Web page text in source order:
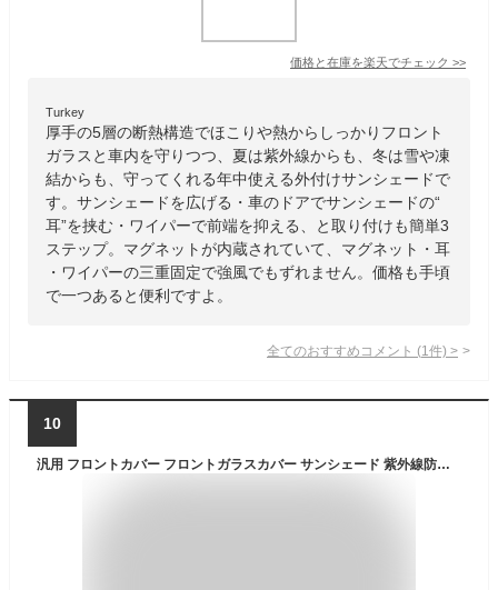
価格と在庫を楽天でチェック >>
Turkey
厚手の5層の断熱構造でほこりや熱からしっかりフロント
ガラスと車内を守りつつ、夏は紫外線からも、冬は雪や凍
結からも、守ってくれる年中使える外付けサンシェードで
す。サンシェードを広げる・車のドアでサンシェードの“
耳”を挟む・ワイパーで前端を抑える、と取り付けも簡単3
ステップ。マグネットが内蔵されていて、マグネット・耳
・ワイパーの三重固定で強風でもずれません。価格も手頃
で一つあると便利ですよ。
全てのおすすめコメント (1 件) >
10
汎用 フロントカバー フロントガラスカバー サンシェード 紫外線防止 霜防止 凍結防止 外付けタイプ 日除け 鳥のフン 黄砂 落葉 PM2.5 対策 フロント カバー 人気 おすすめ カスタム パーツ カスタムパーツ 夏冬兼用 車用品 カーパーツ カー用品 外装 外装用品